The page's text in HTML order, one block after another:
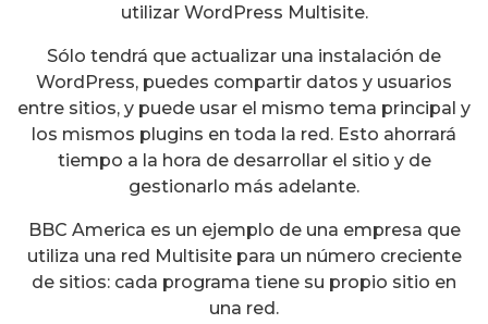
utilizar WordPress Multisite.
Sólo tendrá que actualizar una instalación de
WordPress, puedes compartir datos y usuarios
entre sitios, y puede usar el mismo tema principal y
los mismos plugins en toda la red. Esto ahorrará
tiempo a la hora de desarrollar el sitio y de
gestionarlo más adelante.
BBC America es un ejemplo de una empresa que
utiliza una red Multisite para un número creciente
de sitios: cada programa tiene su propio sitio en
una red.